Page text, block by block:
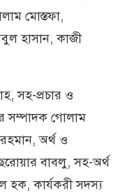
মোস্তফা,
হাসান, কাজী
সহ-প্রচার ও
সম্পাদক গোলাম
অর্থ ও
বাবলু, সহ-অর্থ
হক, কার্যকরী সদস্য